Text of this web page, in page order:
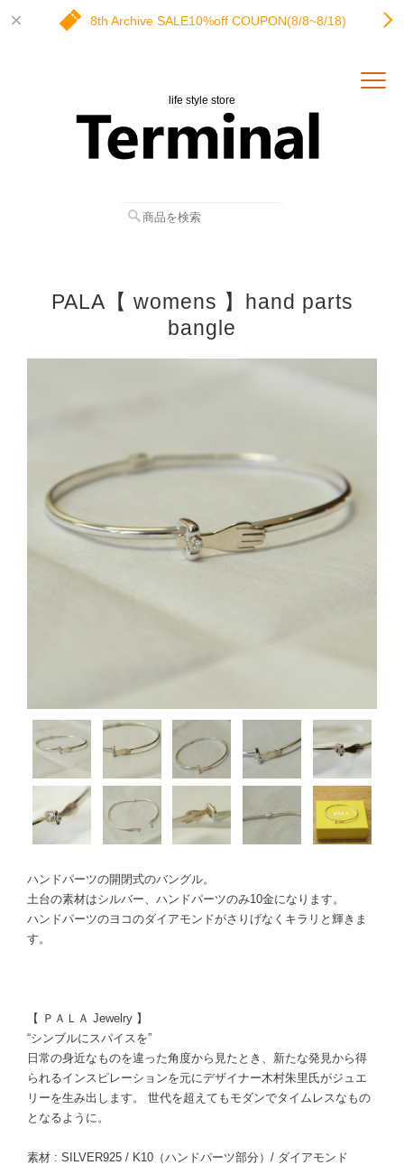
8th Archive SALE10%off COUPON(8/8~8/18)
life style store
PALA【 womens 】hand parts
bangle
ハンドパーツの開閉式のバングル。
土台の素材はシルバー、ハンドパーツのみ10金になります。
ハンドパーツのヨコのダイアモンドがさりげなくキラリと輝きま
す。
【 ＰＡＬＡ Jewelry 】
“シンブルにスパイスを”
⽇常の⾝近なものを違った⾓度から⾒たとき、新たな発⾒から得
られるインスピレーションを元にデザイナー⽊村朱⾥氏がジュエ
リーを⽣み出します。 世代を超えてもモダンでタイムレスなもの
となるように。
素材 : SILVER925 / K10（ハンドパーツ部分）/ ダイアモンド